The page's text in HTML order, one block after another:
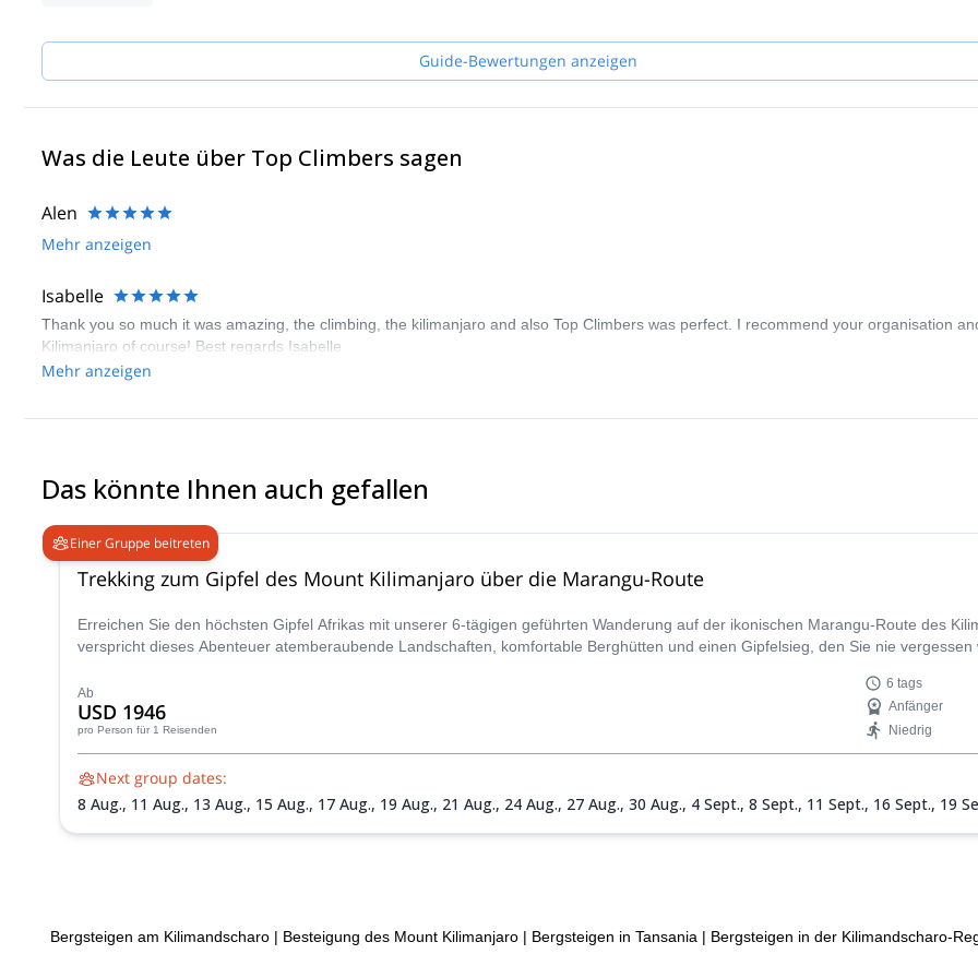
Guide-Bewertungen anzeigen
Was die Leute über Top Climbers sagen
Alen
Mehr anzeigen
Isabelle
Thank you so much it was amazing, the climbing, the kilimanjaro and also Top Climbers was perfect. I recommend your organisation
Kilimanjaro of course! Best regards Isabelle
Mehr anzeigen
Das könnte Ihnen auch gefallen
Einer Gruppe beitreten
Trekking zum Gipfel des Mount Kilimanjaro über die Marangu-Route
Erreichen Sie den höchsten Gipfel Afrikas mit unserer 6-tägigen geführten Wanderung auf der ikonischen Marangu-Route des
verspricht dieses Abenteuer atemberaubende Landschaften, komfortable Berghütten und einen Gipfelsieg, den Sie nie vergessen
Ab
USD 1946
pro Person für 1 Reisenden
6 tags
Anfänger
Niedrig
Next group dates:
8 Aug., 11 Aug., 13 Aug., 15 Aug., 17 Aug., 19 Aug., 21 Aug., 24 Aug., 27 Aug., 30 Aug., 4 Sept., 8 Sept., 11 Sept., 16 Sept., 19
Bergsteigen am Kilimandscharo | Besteigung des Mount Kilimanjaro | Bergsteigen in Tansania | Bergsteigen in der Kilimandscharo-